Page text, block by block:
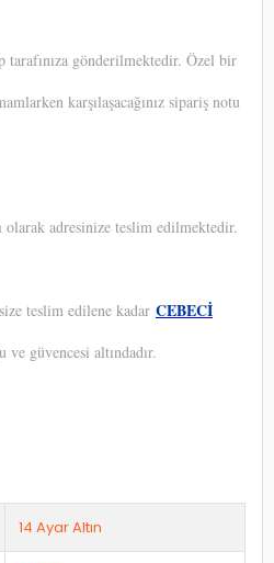
tarafınıza gönderilmektedir. Özel bir
karşılaşacağınız sipariş notu
adresinize teslim edilmektedir.
teslim edilene kadar CEBECİ
ve güvencesi altındadır.
14 Ayar Altın